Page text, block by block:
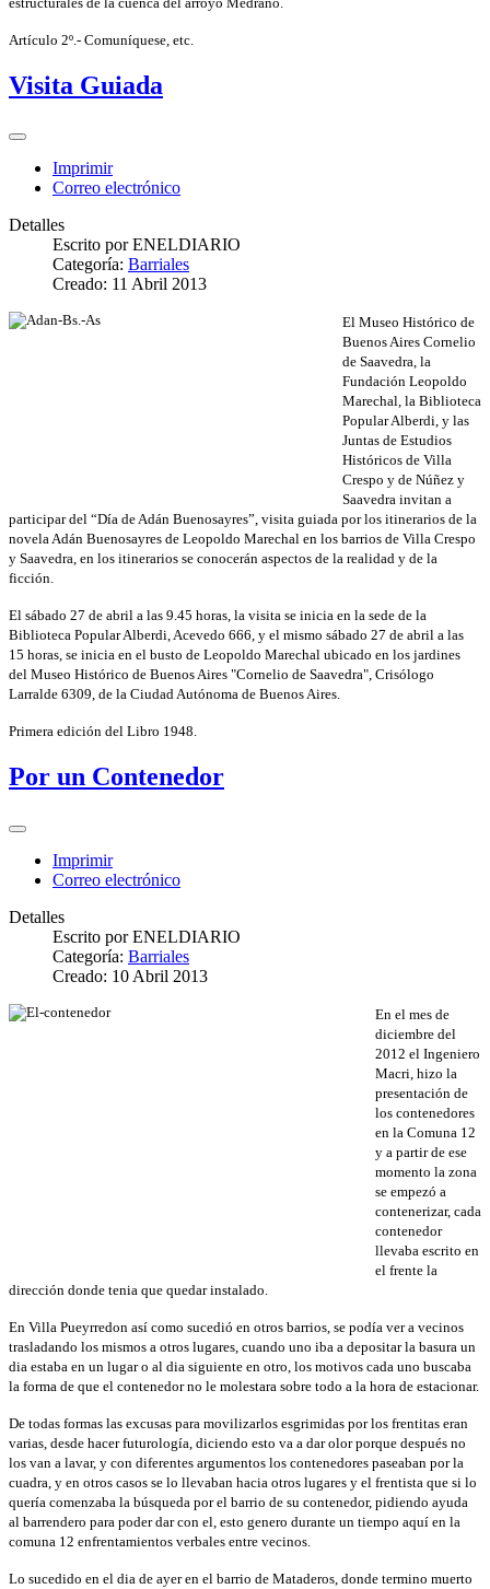
Artículo 2º.- Comuníquese, etc.
Visita Guiada
Imprimir
Correo electrónico
Detalles
Escrito porENELDIARIO
Categoría: Barriales
Creado: 11 Abril 2013
El Museo Histórico de
Buenos Aires Cornelio
de Saavedra, la
Fundación Leopoldo
Marechal, la Biblioteca
Popular Alberdi, y las
Juntas de Estudios
Históricos de Villa
Crespo y de Núñez y
Saavedra invitan a
participar del “Día de Adán Buenosayres”, visita guiada por los itinerarios de la
novela Adán Buenosayres de Leopoldo Marechal en los barrios de Villa Crespo
y Saavedra, en los itinerarios se conocerán aspectos de la realidad y de la
ficción.
El sábado 27 de abril a las 9.45 horas, la visita se inicia en la sede de la
Biblioteca Popular Alberdi, Acevedo 666, y el mismo sábado 27 de abril a las
15 horas, se inicia en el busto de Leopoldo Marechal ubicado en los jardines
del Museo Histórico de Buenos Aires "Cornelio de Saavedra", Crisólogo
Larralde 6309, de la Ciudad Autónoma de Buenos Aires.
Primera edición del Libro 1948.
Por un Contenedor
Imprimir
Correo electrónico
Detalles
Escrito porENELDIARIO
Categoría: Barriales
Creado: 10 Abril 2013
En el mes de
diciembre del
2012 el Ingeniero
Macri, hizo la
presentación de
los contenedores
en la Comuna 12
y a partir de ese
momento la zona
se empezó a
contenerizar, cada
contenedor
llevaba escrito en
el frente la
dirección donde tenia que quedar instalado.
En Villa Pueyrredon así como sucedió en otros barrios, se podía ver a vecinos
trasladando los mismos a otros lugares, cuando uno iba a depositar la basura un
dia estaba en un lugar o al dia siguiente en otro, los motivos cada uno buscaba
la forma de que el contenedor no le molestara sobre todo a la hora de estacionar.
De todas formas las excusas para movilizarlos esgrimidas por los frentitas eran
varias, desde hacer futurología, diciendo esto va a dar olor porque después no
los van a lavar, y con diferentes argumentos los contenedores paseaban por la
cuadra, y en otros casos se lo llevaban hacia otros lugares y el frentista que si lo
quería comenzaba la búsqueda por el barrio de su contenedor, pidiendo ayuda
al barrendero para poder dar con el, esto genero durante un tiempo aquí en la
comuna 12 enfrentamientos verbales entre vecinos.
Lo sucedido en el dia de ayer en el barrio de Mataderos, donde termino muerto